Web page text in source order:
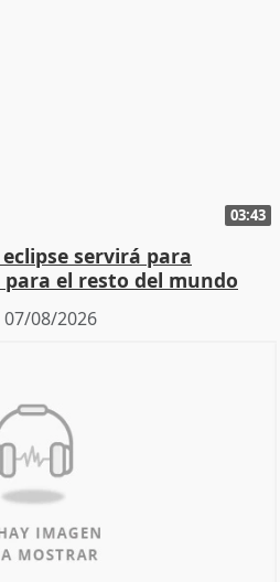
03:43
servirá para
el resto del mundo
07/08/2026